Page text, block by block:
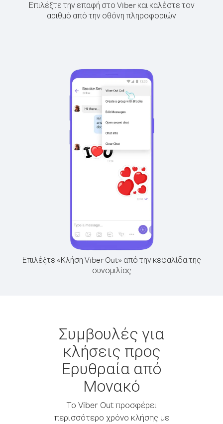
Επιλέξτε την επαφή στο Viber και καλέστε τον
αριθμό από την οθόνη πληροφοριών
Επιλέξτε «Κλήση Viber Out» από την κεφαλίδα της
συνομιλίας
Συμβουλές για
κλήσεις προς
Ερυθραία από
Μονακό
Το Viber Out προσφέρει
περισσότερο χρόνο κλήσης με